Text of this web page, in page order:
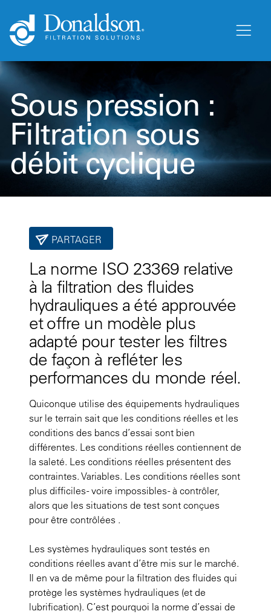
Sous pression :
Filtration sous
débit cyclique
PARTAGER
La norme ISO 23369 relative
à la filtration des fluides
hydrauliques a été approuvée
et offre un modèle plus
adapté pour tester les filtres
de façon à refléter les
performances du monde réel.
Quiconque utilise des équipements hydrauliques
sur le terrain sait que les conditions réelles et les
conditions des bancs d’essai sont bien
différentes. Les conditions réelles contiennent de
la saleté. Les conditions réelles présentent des
contraintes. Variables. Les conditions réelles sont
plus difficiles - voire impossibles - à contrôler,
alors que les situations de test sont conçues
pour être contrôlées .
Les systèmes hydrauliques sont testés en
conditions réelles avant d’être mis sur le marché.
Il en va de même pour la filtration des fluides qui
protège les systèmes hydrauliques (et de
lubrification). C’est pourquoi la norme d’essai de